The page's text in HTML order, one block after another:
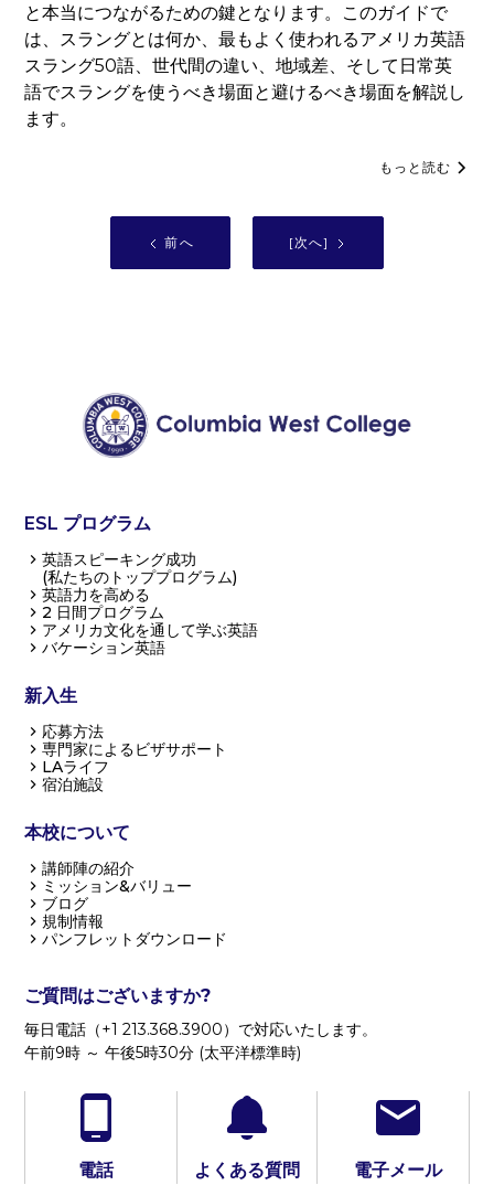
と本当につながるための鍵となります。このガイドで
は、スラングとは何か、最もよく使われるアメリカ英語
スラング50語、世代間の違い、地域差、そして日常英
語でスラングを使うべき場面と避けるべき場面を解説し
ます。
もっと読む
前へ [次へ]
ESL プログラム
英語スピーキング成功
(私たちのトッププログラム)
英語力を高める
2 日間プログラム
アメリカ文化を通して学ぶ英語
バケーション英語
新入生
応募方法
専門家によるビザサポート
LAライフ
宿泊施設
本校について
講師陣の紹介
ミッション&バリュー
ブログ
規制情報
パンフレットダウンロード
ご質問はございますか?
毎日電話（+1 213.368.3900）で対応いたします。
午前9時 ～ 午後5時30分 (太平洋標準時)
電話 よくある質問 電子メール